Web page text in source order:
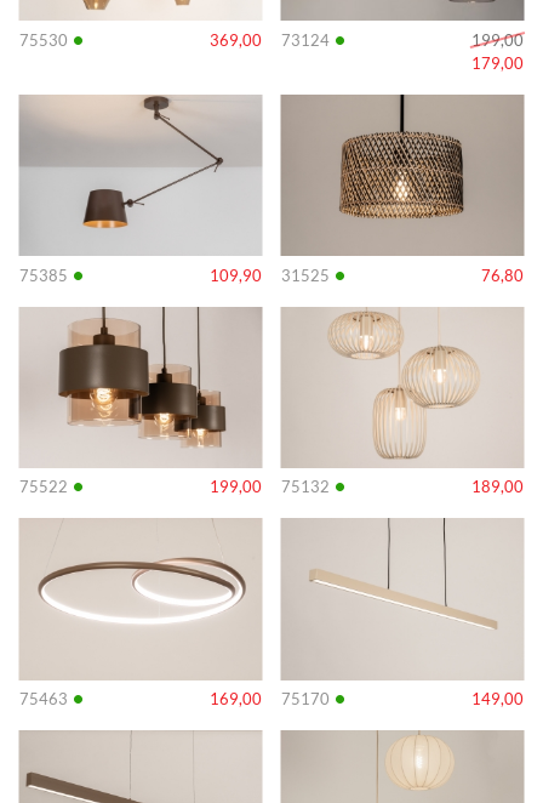
75530 • 369,00 73124 •
199,00
179,00
75385 • 109,90
Info
31525 • 76,80
Info
75522 • 199,00
Info
75132 • 189,00
Info
75463 • 169,00
Info
75170 • 149,00
Info
Info Info